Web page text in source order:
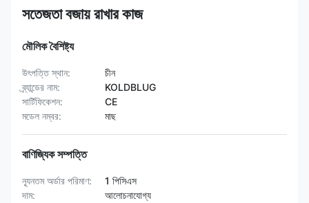
সতেজতা বজায় রাখার কাজ
মৌলিক বৈশিষ্ট্য
উৎপত্তি স্থান:
চীন
ব্র্যান্ডের নাম:
KOLDBLUG
সার্টিফিকেশন:
CE
মডেল নম্বর:
মাছ
বাণিজ্যিক সম্পত্তি
ন্যূনতম অর্ডার পরিমাণ:
1 পিসিএস
দাম:
আলোচনাযোগ্য